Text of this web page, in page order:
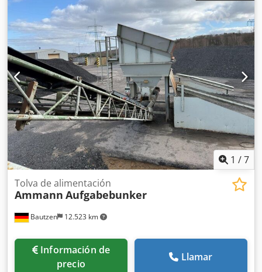
1 /7
Bautzen 12.523 km
Tolva de alimentación
Ammann Aufgabebunker
Información de
precio
Llamar